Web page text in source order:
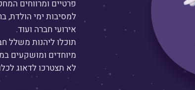
פרטיים ומרווחים
למסיבות ימי הולדת,
אירועי חברה ועוד.
תוכלו ליהנות משלל
מיוחדים ומושקעים
לא תצטרכו לדאוג